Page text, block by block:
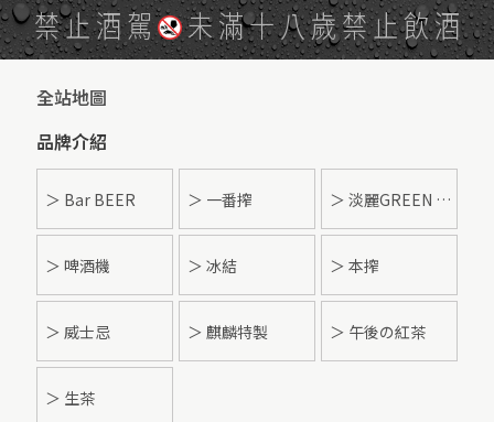
禁止酒駕 未滿十八歲禁止飲酒
全站地圖
品牌介紹
＞ Bar BEER ＞ 一番搾 ＞ 淡麗GREEN LABEL
＞ 啤酒機 ＞ 冰結 ＞ 本搾
＞ 威士忌 ＞ 麒麟特製 ＞ 午後の紅茶
＞ 生茶